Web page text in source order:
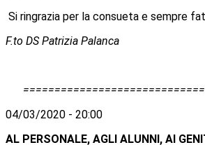
Si ringrazia per la consueta e sempre
F.to DS Patrizia Palanca
04/03/2020 - 20:00
AL PERSONALE, AGLI ALUNNI, AI